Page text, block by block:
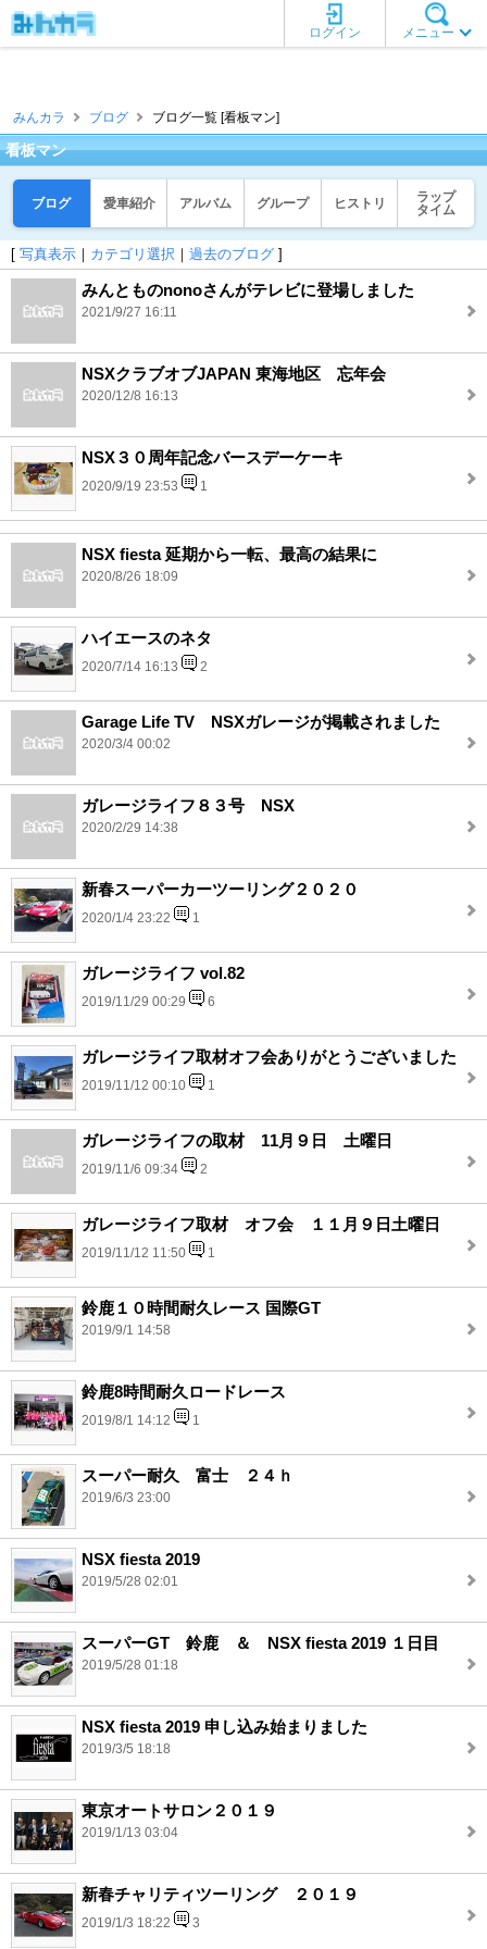
メニュー
ログイン
みんカラ ブログ ブログ一覧 [看板マン]
看板マン
ブログ 愛車紹介 アルバム グループ ヒストリ
ラップ
タイム
[ 写真表示 ｜ カテゴリ選択 ｜ 過去のブログ ]
みんとものnonoさんがテレビに登場しました
2021/9/27 16:11
NSXクラブオブJAPAN 東海地区 忘年会
2020/12/8 16:13
NSX３０周年記念バースデーケーキ
2020/9/19 23:53 1
NSX fiesta 延期から一転、最高の結果に
2020/8/26 18:09
ハイエースのネタ
2020/7/14 16:13 2
Garage Life TV NSXガレージが掲載されました
2020/3/4 00:02
ガレージライフ８３号 NSX
2020/2/29 14:38
新春スーパーカーツーリング２０２０
2020/1/4 23:22 1
ガレージライフ vol.82
2019/11/29 00:29 6
ガレージライフ取材オフ会ありがとうございました
2019/11/12 00:10 1
ガレージライフの取材 11月９日 土曜日
2019/11/6 09:34 2
ガレージライフ取材 オフ会 １１月９日土曜日
2019/11/12 11:50 1
鈴鹿１０時間耐久レース 国際GT
2019/9/1 14:58
鈴鹿8時間耐久ロードレース
2019/8/1 14:12 1
スーパー耐久 富士 ２４ｈ
2019/6/3 23:00
NSX fiesta 2019
2019/5/28 02:01
スーパーGT 鈴鹿 ＆ NSX fiesta 2019 １日目
2019/5/28 01:18
NSX fiesta 2019 申し込み始まりました
2019/3/5 18:18
東京オートサロン２０１９
2019/1/13 03:04
新春チャリティツーリング ２０１９
2019/1/3 18:22 3